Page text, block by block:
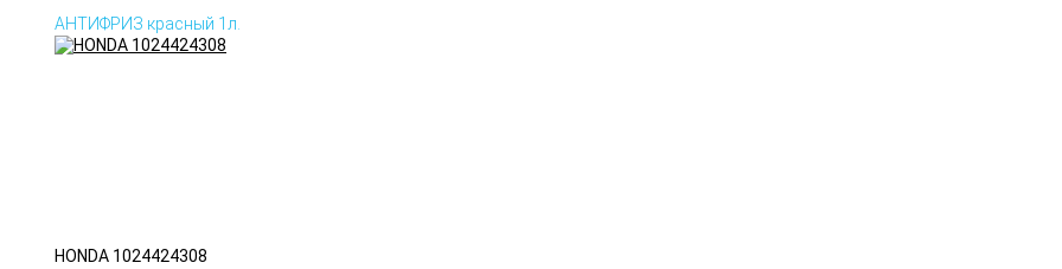
АНТИФРИЗ красный 1л.
HONDA 1024424308